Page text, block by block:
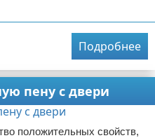
Подробнее
пену с двери
положительных свойств,